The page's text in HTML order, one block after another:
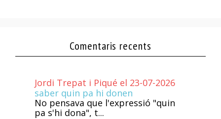
Comentaris recents
Jordi Trepat i Piqué el 23-07-2026
saber quin pa hi donen
No pensava que l'expressió "quin
pa s'hi dona", t...